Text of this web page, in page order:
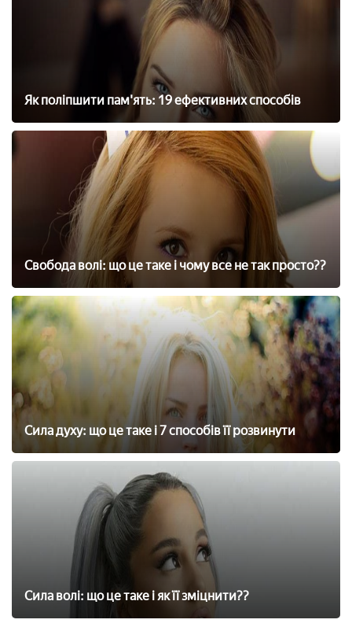
Як поліпшити пам'ять: 19 ефективних способів
Свобода волі: що це таке і чому все не так просто??
Сила духу: що це таке і 7 способів її розвинути
Сила волі: що це таке і як її зміцнити??